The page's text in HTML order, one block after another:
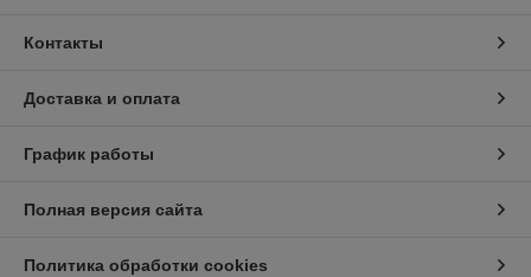
Контакты
Доставка и оплата
График работы
Полная версия сайта
Политика обработки cookies